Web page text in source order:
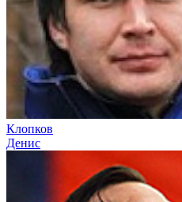
Клопков
Денис